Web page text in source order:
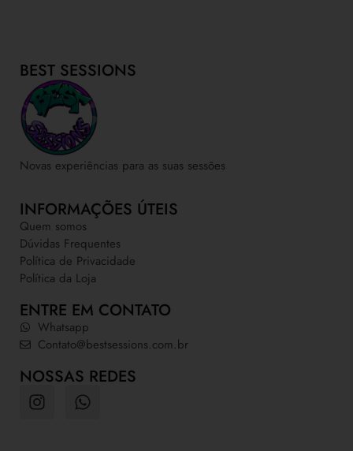
BEST SESSIONS
Novas experiências para as suas sessões
INFORMAÇÕES ÚTEIS
Quem somos
Dúvidas Frequentes
Política de Privacidade
Política da Loja
ENTRE EM CONTATO
Whatsapp
Contato@bestsessions.com.br
NOSSAS REDES